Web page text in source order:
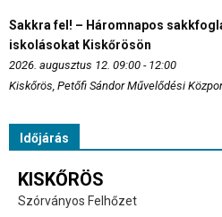
Sakkra fel! – Háromnapos
iskolásokat Kiskőrösön
2026. augusztus 12. 09:00 - 12:00
Kiskőrös, Petőfi Sándor Művelődési
Időjárás
KISKŐRÖS
Szórványos Felhőzet